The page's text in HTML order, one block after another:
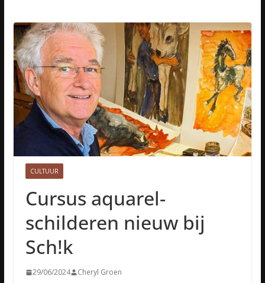
CULTUUR
Cursus aquarel-
schilderen nieuw bij
Sch!k
29/06/2024 Cheryl Groen